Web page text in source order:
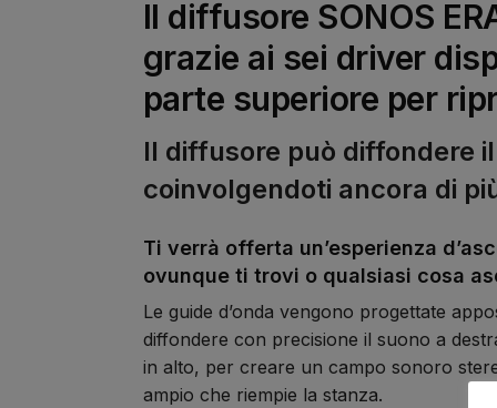
Il diffusore SONOS
grazie ai sei driver
parte superiore per
Il diffusore può diffondere
coinvolgendoti ancora di
Ti verrà offerta un’esperienza
ovunque ti trovi o qualsiasi cosa
Le guide d’onda vengono progettate
diffondere con precisione il suono a
in alto, per creare un campo sonoro
ampio che riempie la stanza.